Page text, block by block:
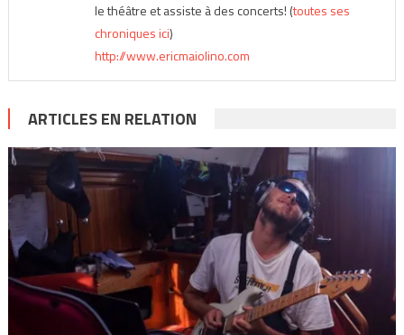
le théâtre et assiste à des concerts! (toutes ses
chroniques ici)
http://www.ericmaiolino.com
ARTICLES EN RELATION